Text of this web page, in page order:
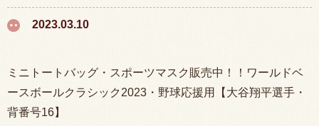
2023.03.10
ミニトートバッグ・スポーツマスク販売中！！ワールドベ
ースボールクラシック2023・野球応援用【大谷翔平選手・
背番号16】